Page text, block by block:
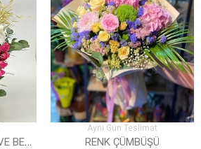
VAZODA PEMPE GÜL VE BEYAZ GÜLLER
Aynı Gün Teslimat
RENK ÇÜMBÜŞÜ